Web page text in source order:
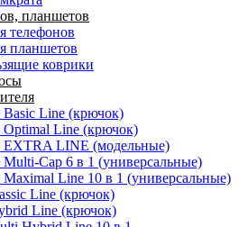
планшетов
телефонов
планшетов
коврики
Basic Line (крючок)
Optimal Line (крючок)
EXTRA LINE (модельные)
Multi-Cap 6 в 1 (универсальные)
Maximal Line 10 в 1 (универсальные)
Line (крючок)
Line (крючок)